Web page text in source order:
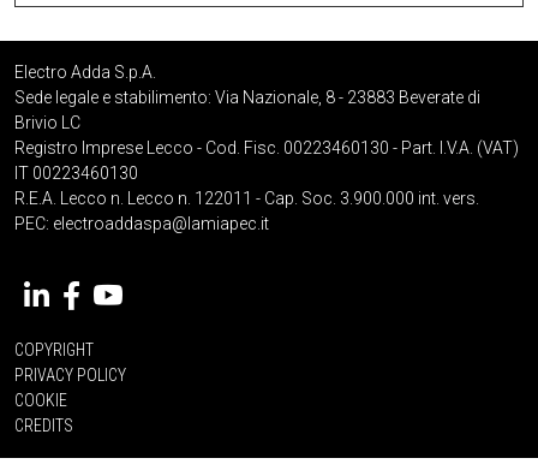
Electro Adda S.p.A.
Sede legale e stabilimento: Via Nazionale, 8 - 23883 Beverate di
Brivio LC
Registro Imprese Lecco - Cod. Fisc. 00223460130 - Part. I.V.A. (VAT)
IT 00223460130
R.E.A. Lecco n. Lecco n. 122011 - Cap. Soc. 3.900.000 int. vers.
PEC: electroaddaspa@lamiapec.it
COPYRIGHT
PRIVACY POLICY
COOKIE
CREDITS